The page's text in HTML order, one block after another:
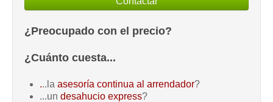
¿Preocupado con el precio?
¿Cuánto cuesta...
...la asesoría continua al arrendador?
...un desahucio express?